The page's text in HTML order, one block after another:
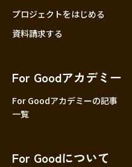
プロジェクトをはじめる
資料請求する
For Goodアカデミー
For Goodアカデミーの記事
一覧
For Goodについて